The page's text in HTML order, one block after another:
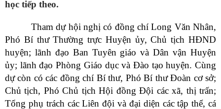
học tiếp theo.
Tham dự hội nghị có đồng chí Long Văn Nhân,
Phó Bí thư Thường trực Huyện ủy, Chủ tịch HĐND
huyện; lãnh đạo Ban Tuyên giáo và Dân vận Huyện
ủy; lãnh đạo Phòng Giáo dục và Đào tạo huyện. Cùng
dự còn có các đồng chí Bí thư, Phó Bí thư Đoàn cơ sở;
Chủ tịch, Phó Chủ tịch Hội đồng Đội các xã, thị trấn;
Tổng phụ trách các Liên đội và đại diện các tập thể, cá